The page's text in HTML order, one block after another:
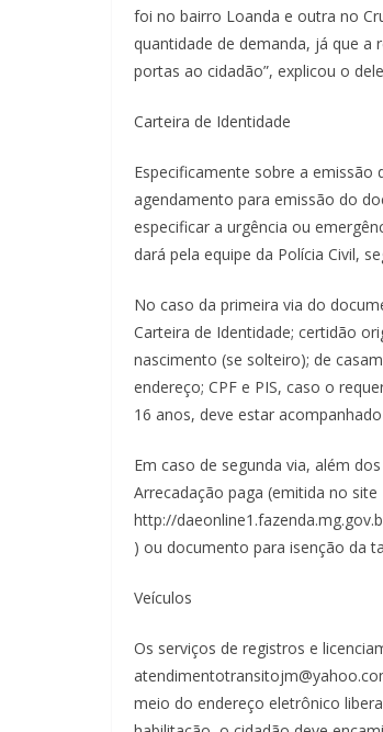
foi no bairro Loanda e outra no
quantidade de demanda, já que a
portas ao cidadão”, explicou o
Carteira de Identidade
Especificamente sobre a emissão
agendamento para emissão do
especificar a urgência ou
dará pela equipe da Polícia Civil,
No caso da primeira via do
Carteira de Identidade; certidão
nascimento (se solteiro); de
endereço; CPF e PIS, caso o
16 anos, deve estar
Em caso de segunda via, além
Arrecadação paga (emitida no site
http://
) ou documento para isenção da
Veículos
Os serviços de registros e
meio do endereço eletrônico